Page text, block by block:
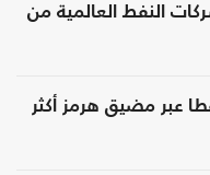
النفط العالمية من
عبر مضيق هرمز أكثر